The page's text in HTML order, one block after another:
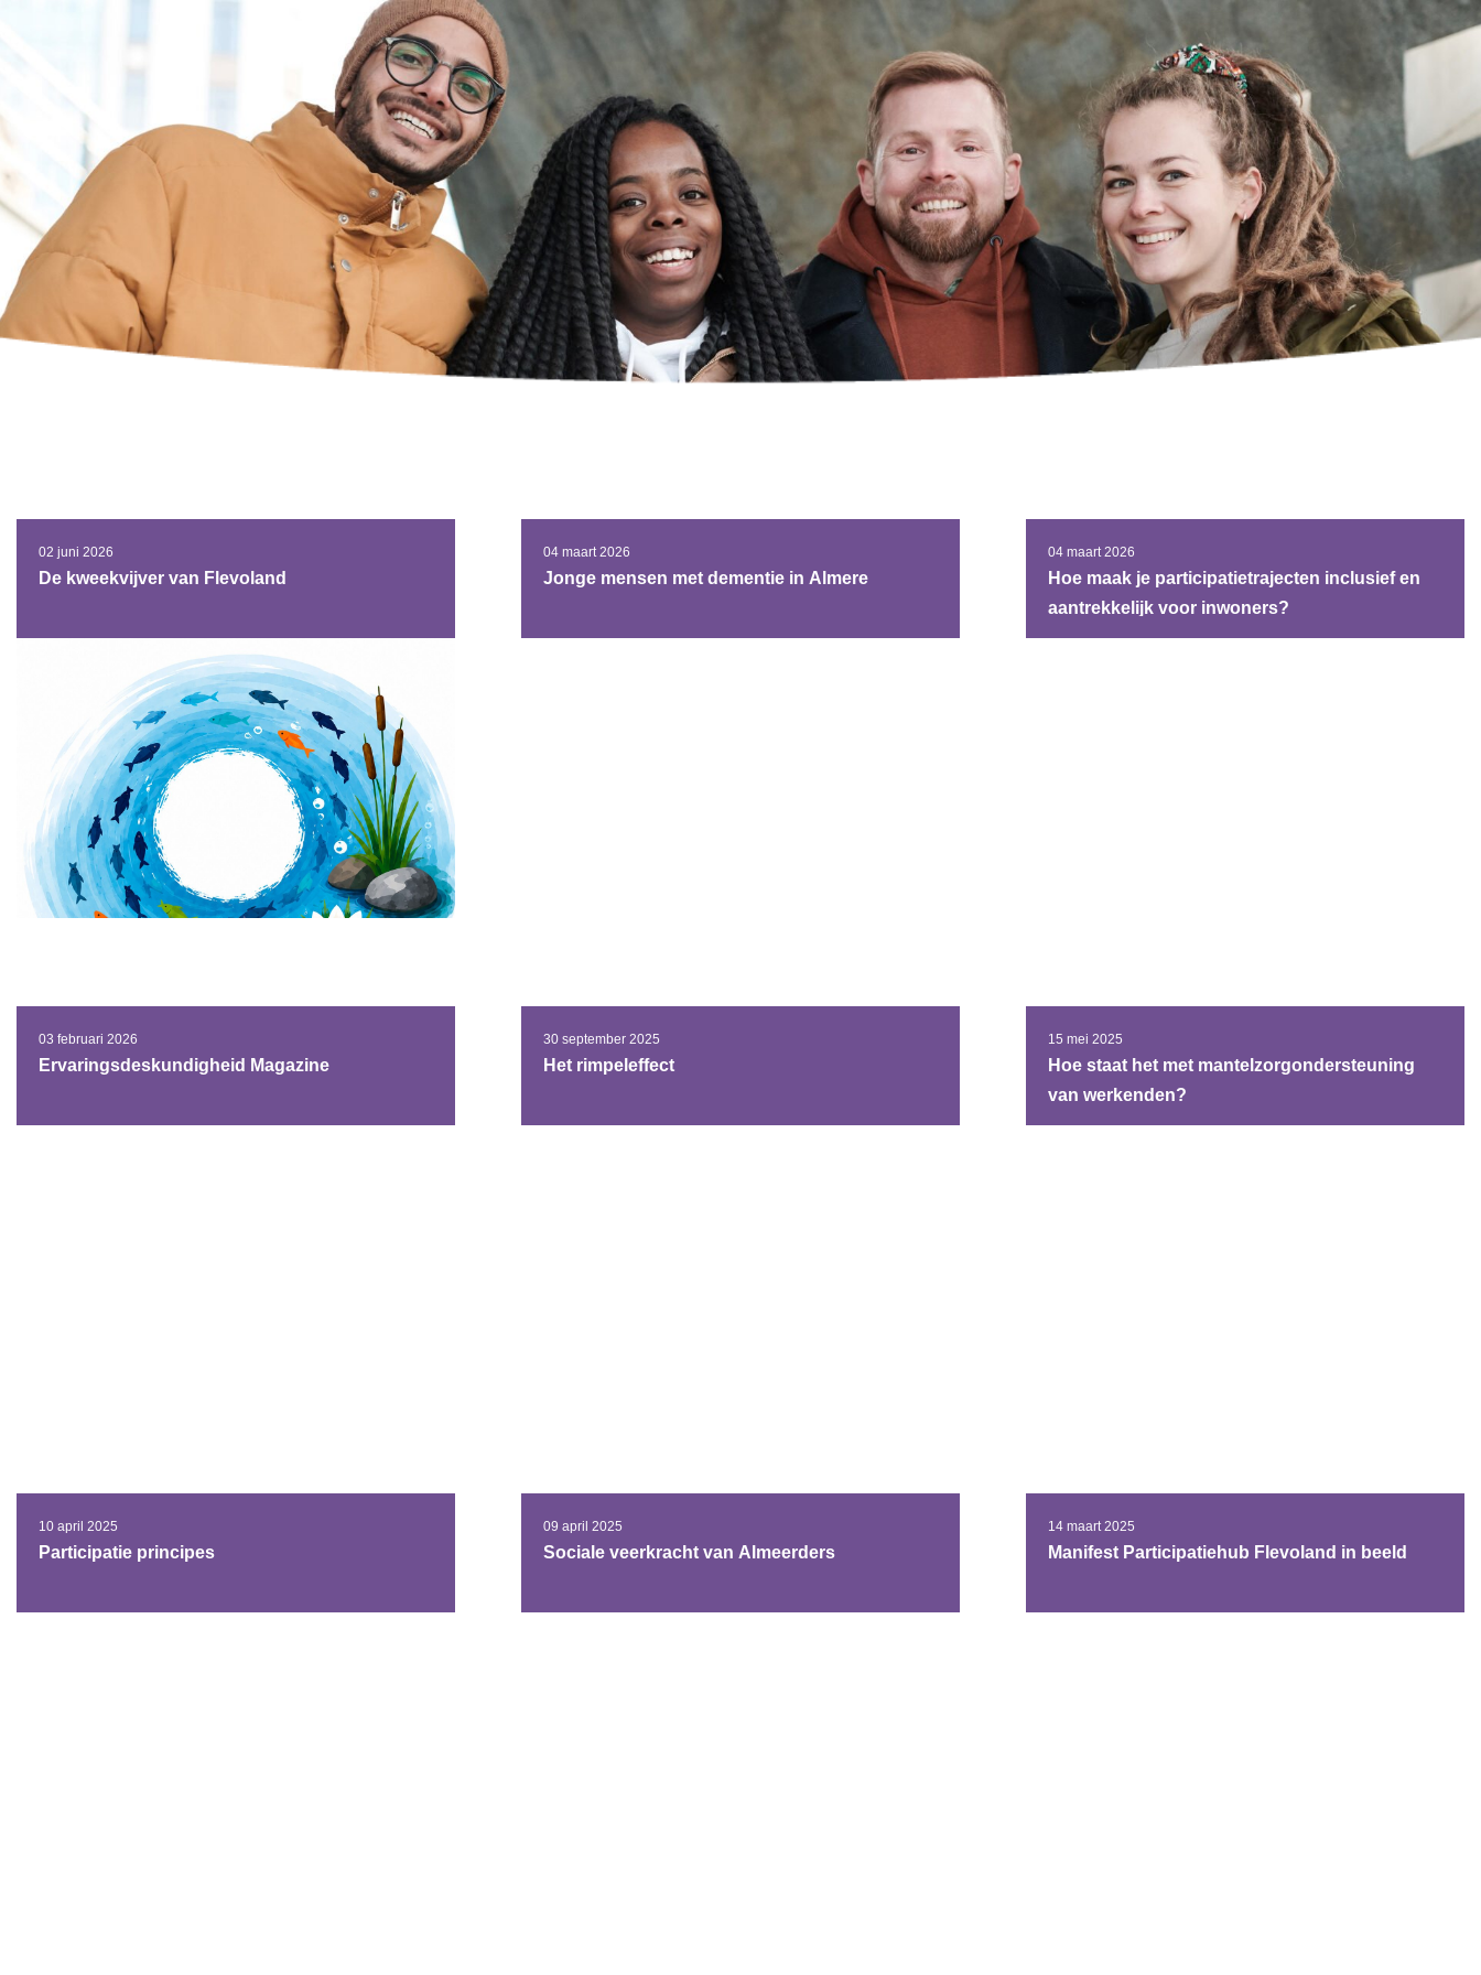
02 juni 2026
De kweekvijver van Flevoland
04 maart 2026
Jonge mensen met dementie in Almere
04 maart 2026
Hoe maak je participatietrajecten inclusief en
aantrekkelijk voor inwoners?
03 februari 2026
Ervaringsdeskundigheid Magazine
30 september 2025
Het rimpeleffect
15 mei 2025
Hoe staat het met mantelzorgondersteuning
van werkenden?
10 april 2025
Participatie principes
09 april 2025
Sociale veerkracht van Almeerders
14 maart 2025
Manifest Participatiehub Flevoland in beeld